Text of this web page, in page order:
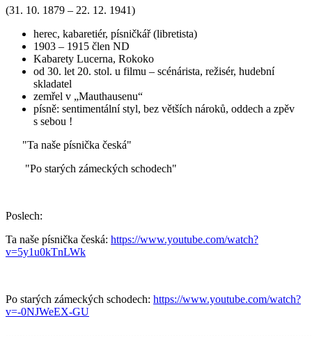
(31. 10. 1879 – 22. 12. 1941)
herec, kabaretiér, písničkář (libretista)
1903 – 1915 člen ND
Kabarety Lucerna, Rokoko
od 30. let 20. stol. u filmu – scénárista, režisér, hudební
skladatel
zemřel v „Mauthausenu“
písně: sentimentální styl, bez větších nároků, oddech a zpěv
s sebou !
"Ta naše písnička česká"
"Po starých zámeckých schodech"
Poslech:
Ta naše písnička česká: https://www.youtube.com/watch?
v=5y1u0kTnLWk
Po starých zámeckých schodech: https://www.youtube.com/watch?
v=-0NJWeEX-GU